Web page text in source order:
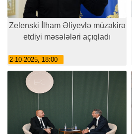
Zelenski İlham Əliyevlə müzakirə
etdiyi məsələləri açıqladı
2-10-2025, 18:00